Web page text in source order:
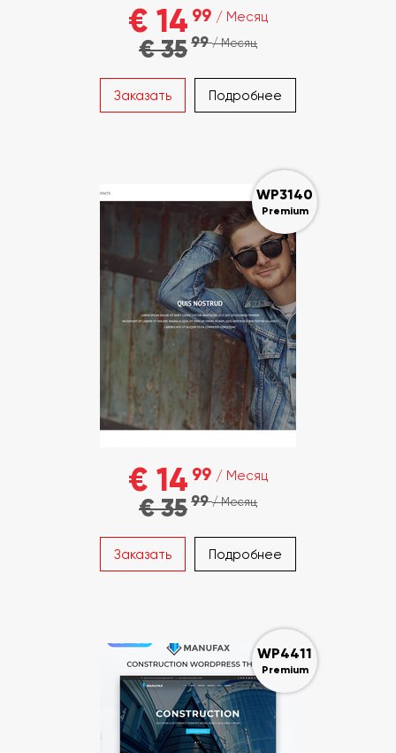
€ 14 99 / Месяц
€ 3599/ Месяц
Заказать Подробнее
WP3140
Premium
€ 14 99 / Месяц
€ 3599/ Месяц
Заказать Подробнее
WP4411
Premium